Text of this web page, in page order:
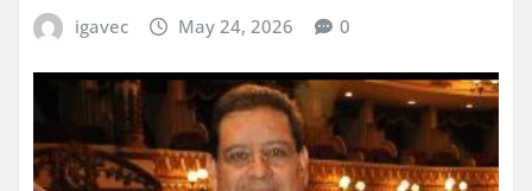
igavec May 24, 2026 0